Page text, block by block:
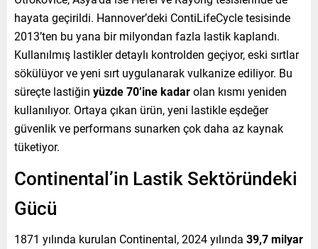
hayata geçirildi. Hannover’deki ContiLifeCycle tesisinde
2013’ten bu yana bir milyondan fazla lastik kaplandı.
Kullanılmış lastikler detaylı kontrolden geçiyor, eski sırtlar
sökülüyor ve yeni sırt uygulanarak vulkanize ediliyor. Bu
süreçte lastiğin yüzde 70’ine kadarolan kısmı yeniden
kullanılıyor. Ortaya çıkan ürün, yeni lastikle eşdeğer
güvenlik ve performans sunarken çok daha az kaynak
tüketiyor.
Continental’in Lastik Sektöründeki
Gücü
1871 yılında kurulan Continental, 2024 yılında 39,7 milyar